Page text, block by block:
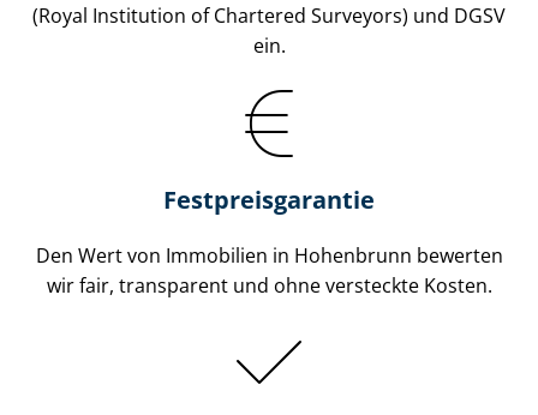
(Royal Institution of Chartered Surveyors) und DGSV
ein.
Festpreis​garantie
Den Wert von Immobilien in Hohenbrunn bewerten
wir fair, transparent und ohne versteckte Kosten.